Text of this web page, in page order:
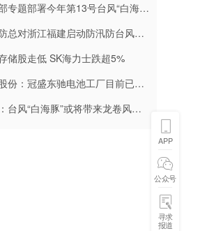
部署今年第13号台风“白海豚” 暴雨洪水防御工作
对浙江福建启动防汛防台风三级应急响应
储股走低 SK海力士跌超5%
冠盛东驰电池工厂目前已进入全面联机调试工作
风“白海豚”或将带来龙卷风等极端影响
APP
公众号
寻求
报道